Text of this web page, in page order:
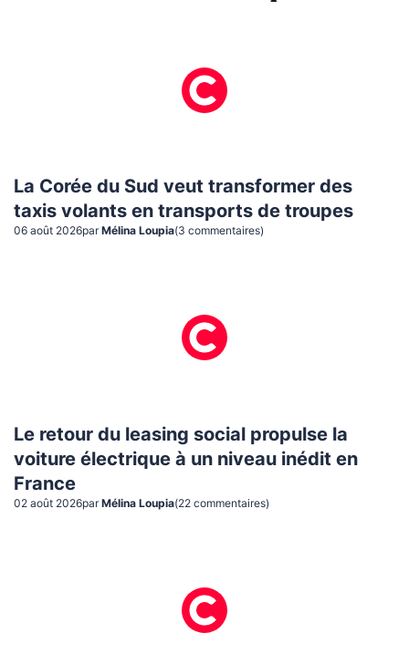
La Corée du Sud veut transformer des
taxis volants en transports de troupes
06 août 2026par Mélina Loupia(3 commentaires)
Le retour du leasing social propulse la
voiture électrique à un niveau inédit en
France
02 août 2026par Mélina Loupia(22 commentaires)